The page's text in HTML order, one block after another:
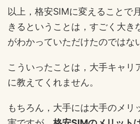
以上，格安SIMに変えることで
きるということは，すごく大き
がわかっていただけたのではな
こういったことは，大手キャリ
に教えてくれません。
もちろん，大手には大手のメリ